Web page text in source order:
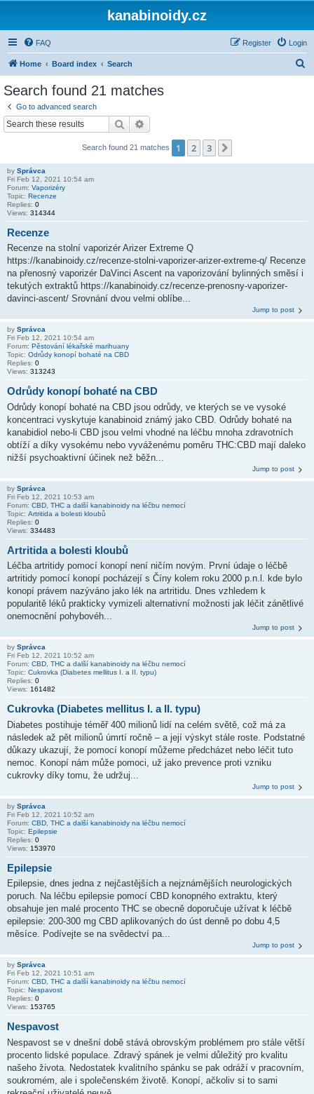
kanabinoidy.cz
FAQ Login
Register
Home Board index Search
Search found 21 matches
Go to advanced search
Search
Search found 21 matches 1 2 3
by Správca
Fri Feb 12, 2021 10:54 am
Forum: Vaporizéry
Topic: Recenze
Replies: 0
Views: 314344
Recenze
Recenze na stolní vaporizér Arizer Extreme Q
https://kanabinoidy.cz/recenze-stolni-vaporizer-arizer-extreme-q/ Recenze
na přenosný vaporizér DaVinci Ascent na vaporizování bylinných směsí i
tekutých extraktů https://kanabinoidy.cz/recenze-prenosny-vaporizer-
davinci-ascent/ Srovnání dvou velmi oblíbe...
Jump to post
by Správca
Fri Feb 12, 2021 10:54 am
Forum: Pěstování lékařské marihuany
Topic: Odrůdy konopí bohaté na CBD
Replies: 0
Views: 313243
Odrůdy konopí bohaté na CBD
Odrůdy konopí bohaté na CBD jsou odrůdy, ve kterých se ve vysoké
koncentraci vyskytuje kanabinoid známý jako CBD. Odrůdy bohaté na
kanabidiol nebo-li CBD jsou velmi vhodné na léčbu mnoha zdravotních
obtíží a díky vysokému nebo vyváženému poměru THC:CBD mají daleko
nižší psychoaktivní účinek než běžn...
Jump to post
by Správca
Fri Feb 12, 2021 10:53 am
Forum: CBD, THC a další kanabinoidy na léčbu nemocí
Topic: Artritida a bolesti kloubů
Replies: 0
Views: 334483
Artritida a bolesti kloubů
Léčba artritidy pomocí konopí není ničím novým. První údaje o léčbě
artritidy pomocí konopí pocházejí s Číny kolem roku 2000 p.n.l. kde bylo
konopí právem nazýváno jako lék na artritidu. Dnes vzhledem k
popularitě léků prakticky vymizeli alternativní možnosti jak léčit zánětlivé
onemocnění pohybovéh...
Jump to post
by Správca
Fri Feb 12, 2021 10:52 am
Forum: CBD, THC a další kanabinoidy na léčbu nemocí
Topic: Cukrovka (Diabetes mellitus I. a II. typu)
Replies: 0
Views: 161482
Cukrovka (Diabetes mellitus I. a II. typu)
Diabetes postihuje téměř 400 milionů lidí na celém světě, což má za
následek až pět milionů úmrtí ročně – a její výskyt stále roste. Podstatné
důkazy ukazují, že pomocí konopí můžeme předcházet nebo léčit tuto
nemoc. Konopí nám může pomoci, už jako prevence proti vzniku
cukrovky díky tomu, že udržuj...
Jump to post
by Správca
Fri Feb 12, 2021 10:52 am
Forum: CBD, THC a další kanabinoidy na léčbu nemocí
Topic: Epilepsie
Replies: 0
Views: 153970
Epilepsie
Epilepsie, dnes jedna z nejčastějších a nejznámějších neurologických
poruch. Na léčbu epilepsie pomocí CBD konopného extraktu, který
obsahuje jen malé procento THC se obecně doporučuje užívat k léčbě
epilepsie: 200-300 mg CBD aplikovaných do úst denně po dobu 4,5
měsíce. Podívejte se na svědectví pa...
Jump to post
by Správca
Fri Feb 12, 2021 10:51 am
Forum: CBD, THC a další kanabinoidy na léčbu nemocí
Topic: Nespavost
Replies: 0
Views: 153765
Nespavost
Nespavost se v dnešní době stává obrovským problémem pro stále větší
procento lidské populace. Zdravý spánek je velmi důležitý pro kvalitu
našeho života. Nedostatek kvalitního spánku se pak odráží v pracovním,
soukromém, ale i společenském životě. Konopí, ačkoliv si to sami